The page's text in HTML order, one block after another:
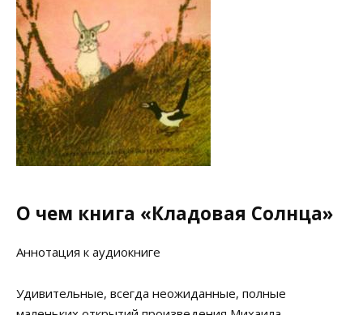
О чем книга «Кладовая Солнца»
Аннотация к аудиокниге
Удивительные, всегда неожиданные, полные